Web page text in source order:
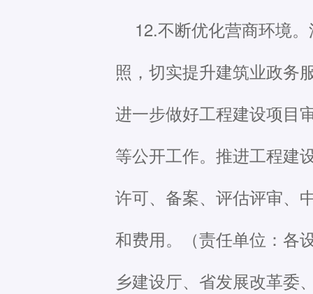
12.不断优化营商环境
照，切实提升建筑业政务
进一步做好工程建设项目
等公开工作。推进工程建
许可、备案、评估评审、
和费用。（责任单位：各
乡建设厅、省发展改革委